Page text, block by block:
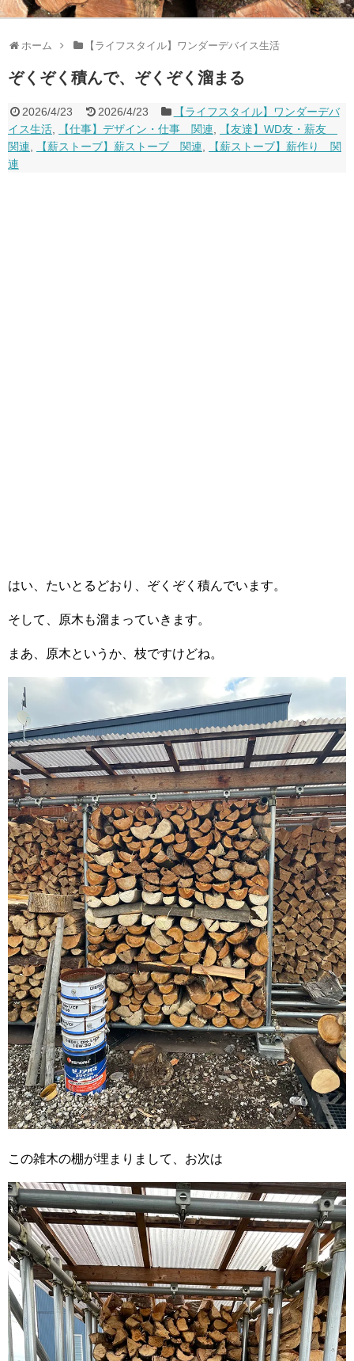
ホーム 【ライフスタイル】ワンダーデバイス生活
ぞくぞく積んで、ぞくぞく溜まる
2026/4/23 2026/4/23
【ライフスタイル】ワンダーデバ
イス生活
【仕事】デザイン・仕事 関連
【友達】WD友・薪友
関連
【薪ストーブ】薪ストーブ 関連
【薪ストーブ】薪作り 関
連
はい、たいとるどおり、ぞくぞく積んでいます。
そして、原木も溜まっていきます。
まあ、原木というか、枝ですけどね。
この雑木の棚が埋まりまして、お次は